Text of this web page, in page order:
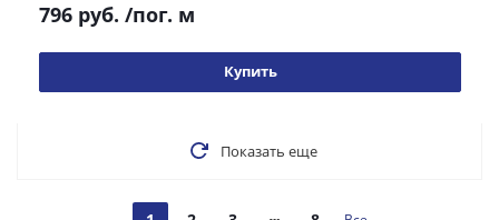
796 руб. /пог. м
Купить
Показать еще